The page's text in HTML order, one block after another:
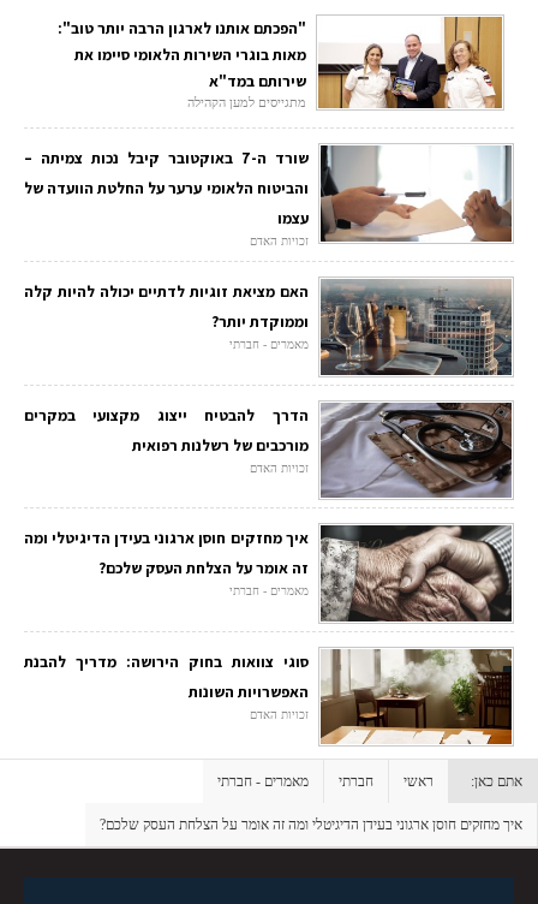
"הפכתם אותנו לארגון הרבה יותר טוב":
מאות בוגרי השירות הלאומי סיימו את
שירותם במד"א
מתגייסים למען הקהילה
שורד ה-7 באוקטובר קיבל נכות צמיתה –
והביטוח הלאומי ערער על החלטת הוועדה של
עצמו
זכויות האדם
האם מציאת זוגיות לדתיים יכולה להיות קלה
וממוקדת יותר?
מאמרים - חברתי
הדרך להבטיח ייצוג מקצועי במקרים
מורכבים של רשלנות רפואית
זכויות האדם
איך מחזקים חוסן ארגוני בעידן הדיגיטלי ומה
זה אומר על הצלחת העסק שלכם?
מאמרים - חברתי
סוגי צוואות בחוק הירושה: מדריך להבנת
האפשרויות השונות
זכויות האדם
אתם כאן: ראשי חברתי מאמרים - חברתי
איך מחזקים חוסן ארגוני בעידן הדיגיטלי ומה זה אומר על הצלחת העסק שלכם?